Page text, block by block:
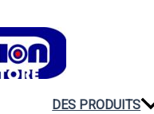
DES PRODUITS